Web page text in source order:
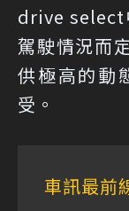
drive select
駕駛情況而
供極高的動
受。
車訊最前